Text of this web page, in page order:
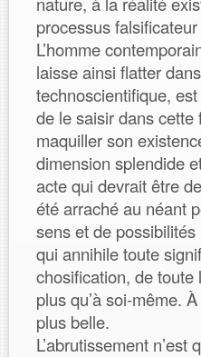
processus
L’homme
laisse ainsi flatter
technoscientifique,
de le saisir dans
maquiller son
dimension splendide
acte qui devrait être
été arraché au néant
sens et de
qui annihile toute
chosification, de
plus qu’à soi-même.
plus belle.
L’abrutissement